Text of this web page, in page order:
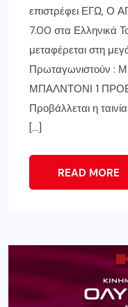
επιστρέφει ΕΓΩ, Ο
7.00 στα Ελληνικά
μεταφέρεται στη
Πρωταγωνιστούν :
ΜΠΑΛΝΤΟΝΙ 1
Προβάλλεται η
[…]
READ MORE